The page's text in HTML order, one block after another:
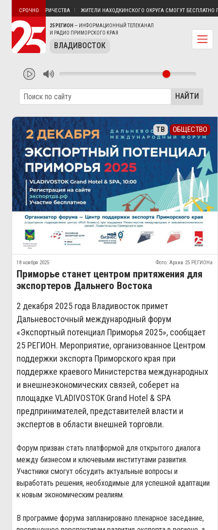
25 РЕГИОН — ИНФОРМАЦИОННЫЙ ТЕЛЕКАНАЛ
И РАДИО ПРИМОРСКОГО КРАЯ
ВЛАДИВОСТОК
СРОЧНО
БЕЗ ЭЛЕКТРИЧЕСТВА ЖИТЕЛИ НАХОДКИНСКОГО ОКРУГА СМОГУТ БЕСПЛАТНО
НАЙТИ
ТВ ОБЩЕСТВО
18 ноября 2025 Фото: Архив 25 РЕГИОНа
Приморье станет центром притяжения для
экспортеров Дальнего Востока
2 декабря 2025 года Владивосток примет
Дальневосточный международный форум
«Экспортный потенциал Приморья 2025», сообщает
25 РЕГИОН. Мероприятие, организованное Центром
поддержки экспорта Приморского края при
поддержке краевого Министерства международных
и внешнеэкономических связей, соберет на
площадке VLADIVOSTOK Grand Hotel & SPA
предпринимателей, представителей власти и
экспертов в области внешней торговли.
Форум призван стать платформой для открытого диалога
между бизнесом и ключевыми институтами развития.
Участники смогут обсудить актуальные вопросы и
выработать решения, необходимые для успешной адаптации
к новым экономическим реалиям.
В программе форума запланировано пленарное заседание,